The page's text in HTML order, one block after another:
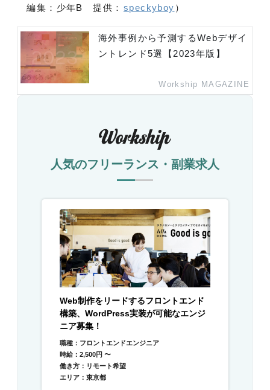
編集：少年B 提供： speckyboy ）
海外事例から予測するWebデザイ
ントレンド5選【2023年版】
Workship MAGAZINE
人気のフリーランス・副業求人
Web制作をリードするフロントエンド
構築、WordPress実装が可能なエンジ
ニア募集！
職種：フロントエンドエンジニア
時給：2,500円 〜
働き方：リモート希望
エリア：東京都